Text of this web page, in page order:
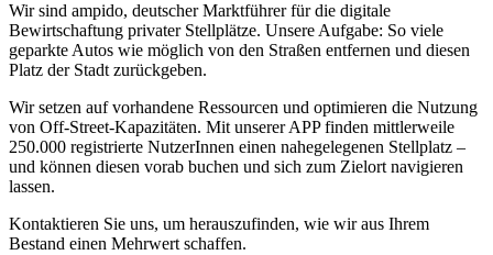
Wir sind ampido, deutscher Marktführer für die digitale
Bewirtschaftung privater Stellplätze. Unsere Aufgabe: So viele
geparkte Autos wie möglich von den Straßen entfernen und diesen
Platz der Stadt zurückgeben.
Wir setzen auf vorhandene Ressourcen und optimieren die Nutzung
von Off-Street-Kapazitäten. Mit unserer APP finden mittlerweile
250.000 registrierte NutzerInnen einen nahegelegenen Stellplatz –
und können diesen vorab buchen und sich zum Zielort navigieren
lassen.
Kontaktieren Sie uns, um herauszufinden, wie wir aus Ihrem
Bestand einen Mehrwert schaffen.